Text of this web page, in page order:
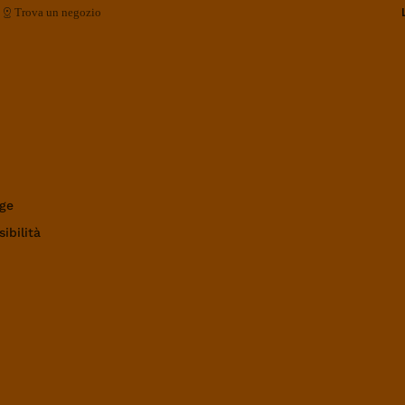
Trova un negozio